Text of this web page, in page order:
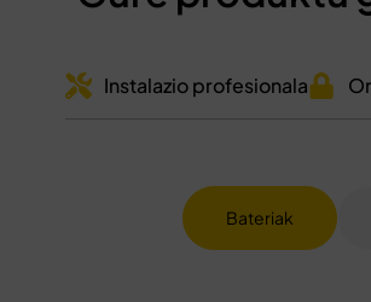
Instalazio profesionala
Bateriak